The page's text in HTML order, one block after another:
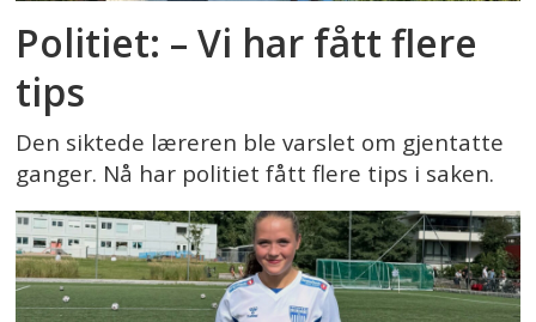
Politiet: – Vi har fått flere
tips
Den siktede læreren ble varslet om gjentatte
ganger. Nå har politiet fått flere tips i saken.